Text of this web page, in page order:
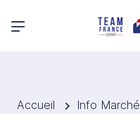
Menu principal
Accueil Info Marché